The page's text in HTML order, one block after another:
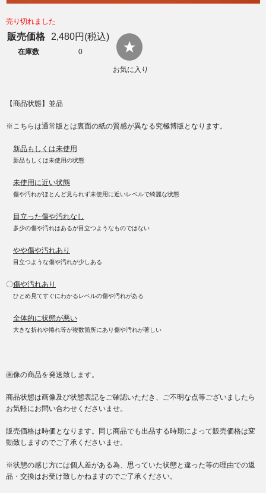
売り切れました
販売価格 2,480円(税込)
在庫数 0
お気に入り
【商品状態】並品
※こちらは通常版とは裏面の紙の質感が異なる究極博版となります。
新品もしくは未使用
新品もしくは未使用の状態
未使用に近い状態
傷や汚れがほとんど見られず未使用に近いレベルで綺麗な状態
目立った傷や汚れなし
多少の傷や汚れはあるが目立つようなものではない
やや傷や汚れあり
目立つような傷や汚れが少しある
〇傷や汚れあり
ひとめ見てすぐにわかるレベルの傷や汚れがある
全体的に状態が悪い
大きな折れや捲れ等が複数箇所にあり傷や汚れが著しい
画像の商品を発送致します。
商品状態は画像及び状態表記をご確認いただき、ご不明な点等ございましたら
お気軽にお問い合わせくださいませ。
販売価格は時価となります。同じ商品でも出品する時期によって販売価格は変
動致しますのでご了承くださいませ。
※状態の感じ方には個人差がある為、思っていた状態と違った等の理由での返
品・交換はお受け致しかねますのでご了承ください。